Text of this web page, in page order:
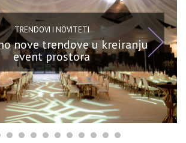
TRENDOVI I NOVITETI
nove trendove u kreiranju
event prostora